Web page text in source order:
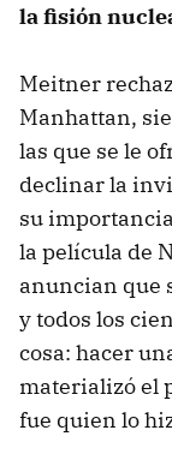
la fisión
Meitner
Manhattan,
las que se le
declinar la
su
la película de
anuncian que
y todos los
cosa: hacer
materializó el
fue quien lo